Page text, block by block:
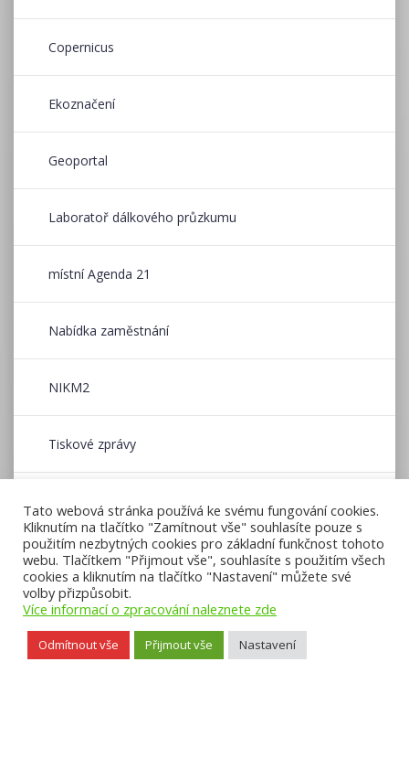
Copernicus
Ekoznačení
Geoportal
Laboratoř dálkového průzkumu
místní Agenda 21
Nabídka zaměstnání
NIKM2
Tiskové zprávy
Zpravodaj CENIA
Tato webová stránka používá ke svému fungování cookies.
Kliknutím na tlačítko "Zamítnout vše" souhlasíte pouze s
použitím nezbytných cookies pro základní funkčnost tohoto
webu. Tlačítkem "Přijmout vše", souhlasíte s použitím všech
cookies a kliknutím na tlačítko "Nastavení" můžete své
volby přizpůsobit.
Více informací o zpracování naleznete zde
Odmítnout vše Přijmout vše Nastavení